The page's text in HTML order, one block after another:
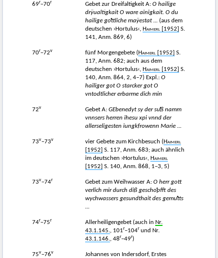
69r−70r Gebet zur Dreifaltigkeit A: O hailige
drÿualtigkait O ware ainigkait. O du
hailige goͤttliche maÿestat ... (aus dem
deutschen ›Hortulus‹, Haimerl [1952]
S.
141, Anm. 869, 6)
70r−72v fünf Morgengebete ( Haimerl [1952]
S.
117, Anm. 682; auch aus dem
deutschen ›Hortulus‹, Haimerl [1952]
S.
140, Anm. 864, 2, 4–7) Expl.: O
hailiger got O starcker got O
vntodtlicher erbarme dich min
72v Gebet A: GEbenedyt sy der suͤß namm
vnnsers herren ihesu xpi vnnd der
allerseligesten iungkfrowenn Marie ...
73v–73v vier Gebete zum Kirchbesuch ( Haimerl
[1952]
S. 117, Anm. 683; auch ähnlich
im deutschen ›Hortulus‹, Haimerl
[1952]
S. 140, Anm. 868, 1–3, 5)
73v−74r Gebet zum Weihwasser A: O herr gott
verlich mir durch diß geschoͤpfft des
wychwassers gesundthait des gemuͤtts
...
74r−75r Allerheiligengebet (auch in Nr.
43.1.145., 101r–104r und Nr.
43.1.146., 48r−49r)
75v−76v
Johannes von Indersdorf, Erstes